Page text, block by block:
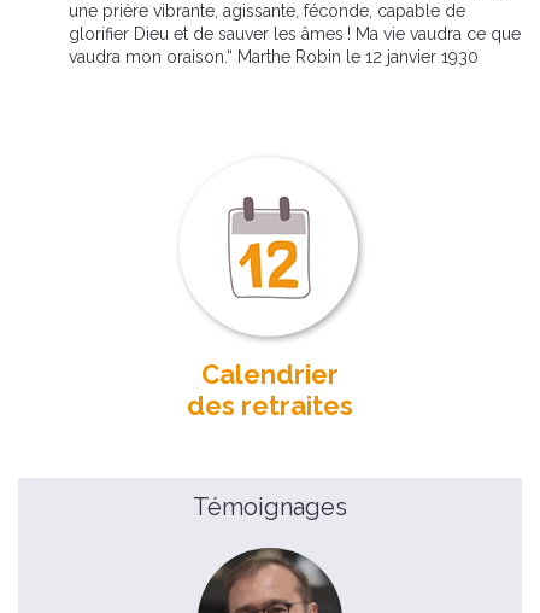
une prière vibrante, agissante, féconde, capable de
glorifier Dieu et de sauver les âmes ! Ma vie vaudra ce que
vaudra mon oraison.“ Marthe Robin le 12 janvier 1930
Calendrier
des retraites
Témoignages